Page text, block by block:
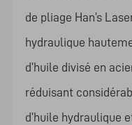
de pliage Han’s
hydraulique
d’huile divisé en
réduisant
d’huile hydraulique